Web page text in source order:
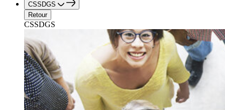
CSSDGS
Retour
CSSDGS